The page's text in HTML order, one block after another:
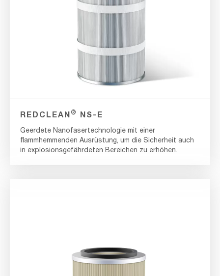
REDCLEAN ® NS-E
Geerdete Nanofasertechnologie mit einer
flammhemmenden Ausrüstung, um die Sicherheit auch
in explosionsgefährdeten Bereichen zu erhöhen.